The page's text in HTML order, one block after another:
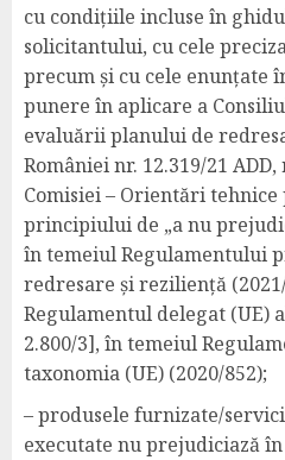
cu condițiile incluse în
solicitantului, cu cele
precum și cu cele enunțate
punere în aplicare a
evaluării planului de
României nr. 12.319/21
Comisiei – Orientări
principiului de „a nu
în temeiul Regulamentului
redresare și reziliență
Regulamentul delegat (UE)
2.800/3], în temeiul
taxonomia (UE) (2020/852);
– produsele furnizate/
executate nu prejudiciază